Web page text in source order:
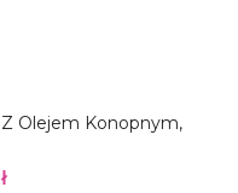
Olejem Konopnym,